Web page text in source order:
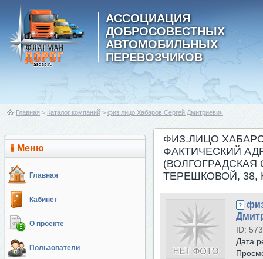
АССОЦИАЦИЯ
ДОБРОСОВЕСТНЫХ
АВТОМОБИЛЬНЫХ
ПЕРЕВОЗЧИКОВ
Главная > Каталог компаний > физ.лицо Хабаров Сергей Дмитриевич
Меню
Главная
Кабинет
О проекте
Пользователи
ФИЗ.ЛИЦО
ФАКТИЧЕСКИЙ
ТЕРЕШКОВОЙ, 38,
ID: 573
Дата